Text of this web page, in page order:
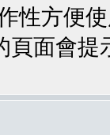
性方便
頁面會提